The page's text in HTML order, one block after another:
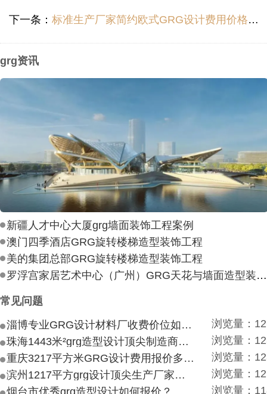
下一条： 标准生产厂家简约欧式GRG设计费用价格哪里便宜？
grg资讯
新疆人才中心大厦grg墙面装饰工程案例
澳门四季酒店GRG旋转楼梯造型装饰工程
美的集团总部GRG旋转楼梯造型装饰工程
罗浮宫家居艺术中心（广州）GRG天花与墙面造型装饰工程
常见问题
淄博专业GRG设计材料厂收费价位如何？
浏览量：
珠海1443米²grg造型设计顶尖制造商付费付费多少？
浏览量：
重庆3217平方米GRG设计费用报价多少？
浏览量：
滨州1217平方grg设计顶尖生产厂家价目如何？
浏览量：
烟台市优秀grg造型设计如何报价？
浏览量：